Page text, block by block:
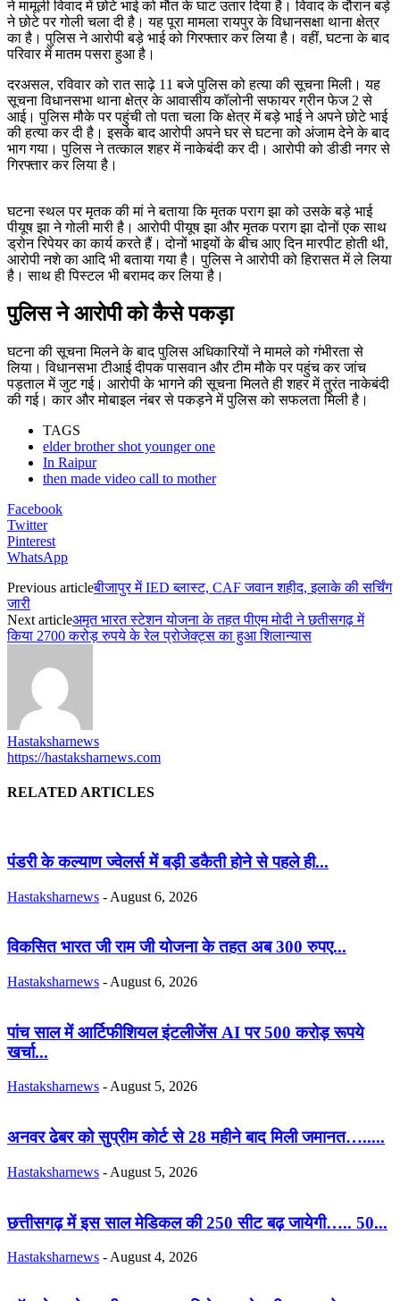
ने मामूली विवाद में छोटे भाई को मौत के घाट उतार दिया है। विवाद के दौरान बड़े
ने छोटे पर गोली चला दी है। यह पूरा मामला रायपुर के विधानसक्षा थाना क्षेत्र
का है। पुलिस ने आरोपी बड़े भाई को गिरफ्तार कर लिया है। वहीं, घटना के बाद
परिवार में मातम पसरा हुआ है।
दरअसल, रविवार को रात साढ़े 11 बजे पुलिस को हत्या की सूचना मिली। यह
सूचना विधानसभा थाना क्षेत्र के आवासीय कॉलोनी सफायर ग्रीन फेज 2 से
आई। पुलिस मौके पर पहुंची तो पता चला कि क्षेत्र में बड़े भाई ने अपने छोटे भाई
की हत्या कर दी है। इसके बाद आरोपी अपने घर से घटना को अंजाम देने के बाद
भाग गया। पुलिस ने तत्काल शहर में नाकेबंदी कर दी। आरोपी को डीडी नगर से
गिरफ्तार कर लिया है।
घटना स्थल पर मृतक की मां ने बताया कि मृतक पराग झा को उसके बड़े भाई
पीयूष झा ने गोली मारी है। आरोपी पीयूष झा और मृतक पराग झा दोनों एक साथ
ड्रोन रिपेयर का कार्य करते हैं। दोनों भाइयों के बीच आए दिन मारपीट होती थी,
आरोपी नशे का आदि भी बताया गया है। पुलिस ने आरोपी को हिरासत में ले लिया
है। साथ ही पिस्टल भी बरामद कर लिया है।
पुलिस ने आरोपी को कैसे पकड़ा
घटना की सूचना मिलने के बाद पुलिस अधिकारियों ने मामले को गंभीरता से
लिया। विधानसभा टीआई दीपक पासवान और टीम मौके पर पहुंच कर जांच
पड़ताल में जुट गई। आरोपी के भागने की सूचना मिलते ही शहर में तुरंत नाकेबंदी
की गई। कार और मोबाइल नंबर से पकड़ने में पुलिस को सफलता मिली है।
TAGS
elder brother shot younger one
In Raipur
then made video call to mother
Facebook
Twitter
Pinterest
WhatsApp
Previous articleबीजापुर में IED ब्लास्ट, CAF जवान शहीद, इलाके की सर्चिंग
जारी
Next articleअमृत भारत स्टेशन योजना के तहत पीएम मोदी ने छतीसगढ़ में
किया 2700 करोड़ रुपये के रेल प्रोजेक्ट्स का हुआ शिलान्यास
Hastaksharnews
https://hastaksharnews.com
RELATED ARTICLES
पंडरी के कल्याण ज्वेलर्स में बड़ी डकैती होने से पहले ही...
Hastaksharnews - August 6, 2026
विकसित भारत जी राम जी योजना के तहत अब 300 रुपए...
Hastaksharnews - August 6, 2026
पांच साल में आर्टिफीशियल इंटलीजेंस AI पर 500 करोड़ रूपये
खर्चा...
Hastaksharnews -August 5, 2026
अनवर ढेबर को सुप्रीम कोर्ट से 28 महीने बाद मिली जमानत….....
Hastaksharnews - August 5, 2026
छत्तीसगढ़ में इस साल मेडिकल की 250 सीट बढ़ जायेगी….. 50...
Hastaksharnews - August 4, 2026